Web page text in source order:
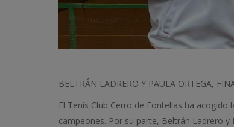
BELTRÁN LADRERO Y PAULA ORTEGA,
El Tenis Club Cerro de Fontellas ha
campeones. Por su parte, Beltrán Ladrero